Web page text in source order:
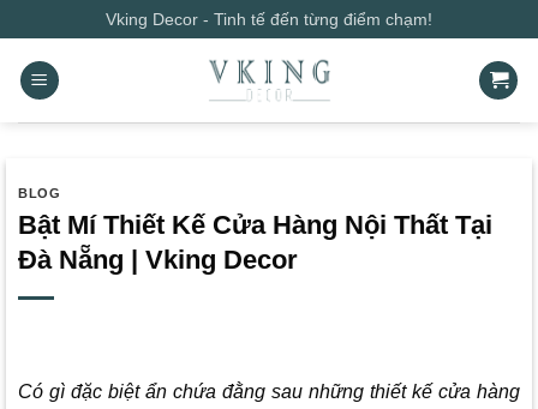
qua
nội
dung
Vking Decor - Tinh tế đến từng điểm chạm!
BLOG
Bật Mí Thiết Kế Cửa Hàng Nội Thất Tại
Đà Nẵng | Vking Decor
Có gì đặc biệt ẩn chứa đằng sau những thiết kế cửa hàng